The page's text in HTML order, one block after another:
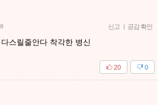
신고 | 공감 확인
스릴줄안다 착각한 병신
0
20